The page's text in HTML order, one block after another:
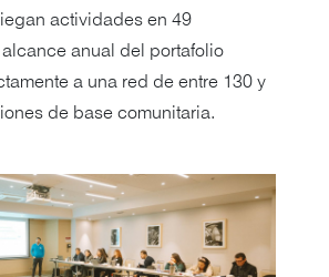
actividades en 49
anual del portafolio
a una red de entre 130 y
de base comunitaria.